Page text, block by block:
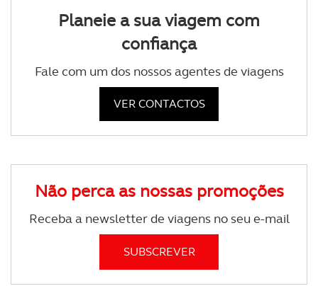
Planeie a sua viagem com
confiança
Fale com um dos nossos agentes de viagens
VER CONTACTOS
Não perca as nossas promoções
Receba a newsletter de viagens no seu e-mail